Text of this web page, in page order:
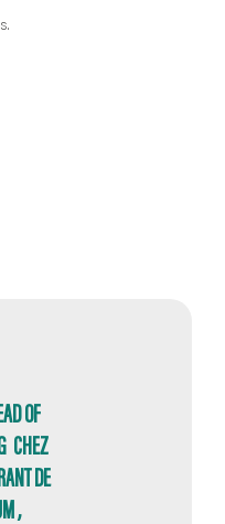
OF
CHEZ
DE
,